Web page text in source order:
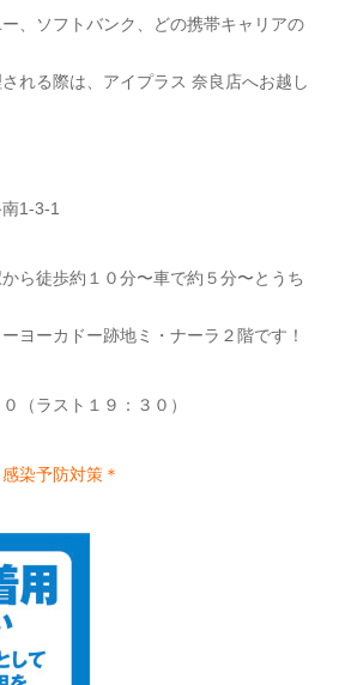
、ソフトバンク、どの携帯キャリアの
れる際は、アイプラス 奈良店へお越し
1-3-1
ら徒歩約１０分〜車で約５分〜とうち
ヨーカドー跡地ミ・ナーラ２階です！
（ラスト１９：３０）
染予防対策＊